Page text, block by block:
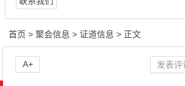
首页 >聚会信息 >证道信息 > 正文
发表评
A+